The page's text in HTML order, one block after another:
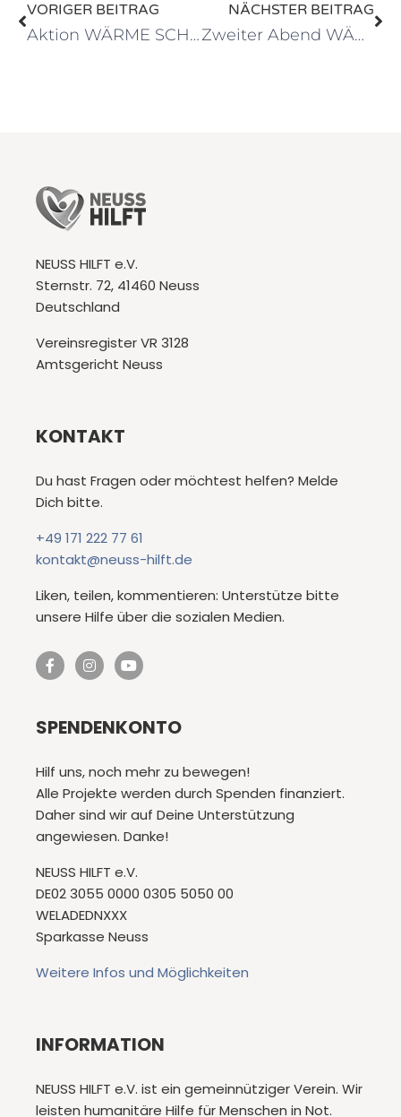
VORIGER BEITRAG
Aktion WÄRME SCHENKEN: Die letzten Vorbereitungen
NÄCHSTER BEITRAG
Zweiter Abend WÄRME SCHENKEN – erneut ein voller Erfolg!
NEUSS HILFT e.V.
Sternstr. 72, 41460 Neuss
Deutschland
Vereinsregister VR 3128
Amtsgericht Neuss
KONTAKT
Du hast Fragen oder möchtest helfen? Melde
Dich bitte.
+49 171 222 77 61
kontakt@neuss-hilft.de
Liken, teilen, kommentieren: Unterstütze bitte
unsere Hilfe über die sozialen Medien.
SPENDENKONTO
Hilf uns, noch mehr zu bewegen!
Alle Projekte werden durch Spenden finanziert.
Daher sind wir auf Deine Unterstützung
angewiesen. Danke!
NEUSS HILFT e.V.
DE02 3055 0000 0305 5050 00
WELADEDNXXX
Sparkasse Neuss
Weitere Infos und Möglichkeiten
INFORMATION
NEUSS HILFT e.V. ist ein gemeinnütziger Verein. Wir
leisten humanitäre Hilfe für Menschen in Not.